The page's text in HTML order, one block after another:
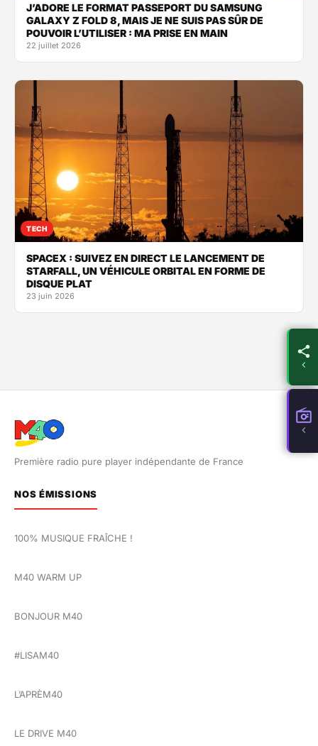
J’ADORE LE FORMAT PASSEPORT DU SAMSUNG
GALAXY Z FOLD 8, MAIS JE NE SUIS PAS SÛR DE
POUVOIR L’UTILISER : MA PRISE EN MAIN
22 juillet 2026
TECH
SPACEX : SUIVEZ EN DIRECT LE LANCEMENT DE
STARFALL, UN VÉHICULE ORBITAL EN FORME DE
DISQUE PLAT
23 juin 2026
Première radio pure player indépendante de France
NOS ÉMISSIONS
100% MUSIQUE FRAÎCHE !
M40 WARM UP
BONJOUR M40
#LISAM40
L’APRÈM40
LE DRIVE M40